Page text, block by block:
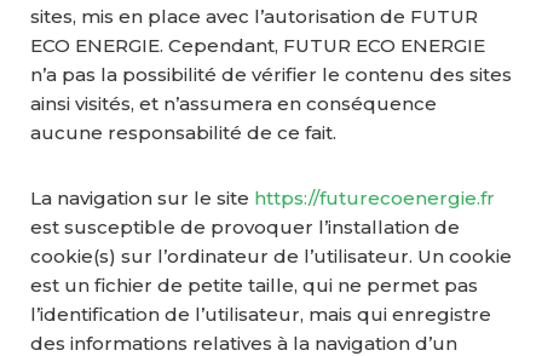
sites, mis en place avec l’autorisation de FUTUR
ECO ENERGIE. Cependant, FUTUR ECO ENERGIE
n’a pas la possibilité de vérifier le contenu des sites
ainsi visités, et n’assumera en conséquence
aucune responsabilité de ce fait.
La navigation sur le site https://futurecoenergie.fr
est susceptible de provoquer l’installation de
cookie(s) sur l’ordinateur de l’utilisateur. Un cookie
est un fichier de petite taille, qui ne permet pas
l’identification de l’utilisateur, mais qui enregistre
des informations relatives à la navigation d’un